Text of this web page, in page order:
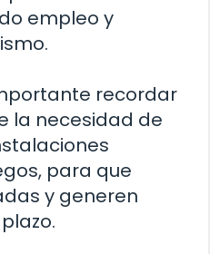
empleo y
recordar
la necesidad de
para que
y generen